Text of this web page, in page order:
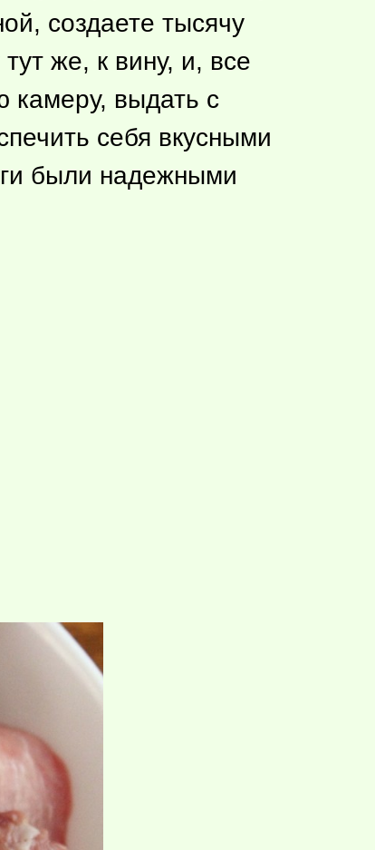
создаете тысячу
же, к вину, и, все
камеру, выдать с
себя вкусными
были надежными